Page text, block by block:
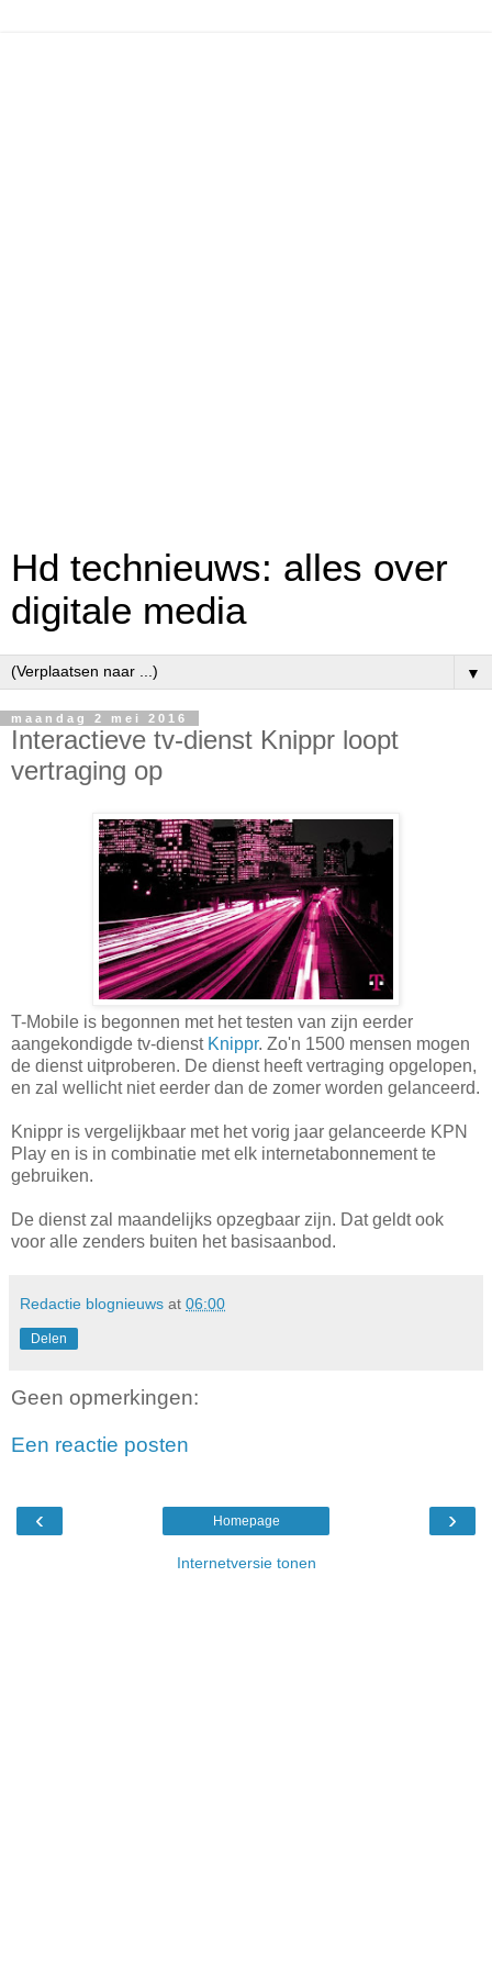
Hd technieuws: alles over
digitale media
▼
maandag 2 mei 2016
Interactieve tv-dienst Knippr loopt
vertraging op
T-Mobile is begonnen met het testen van zijn eerder
aangekondigde tv-dienst Knippr. Zo'n 1500 mensen mogen
de dienst uitproberen. De dienst heeft vertraging opgelopen,
en zal wellicht niet eerder dan de zomer worden gelanceerd.
Knippr is vergelijkbaar met het vorig jaar gelanceerde KPN
Play en is in combinatie met elk internetabonnement te
gebruiken.
De dienst zal maandelijks opzegbaar zijn. Dat geldt ook
voor alle zenders buiten het basisaanbod.
Redactie blognieuws at 06:00
Delen
Geen opmerkingen:
Een reactie posten
‹ ›
Homepage
Internetversie tonen